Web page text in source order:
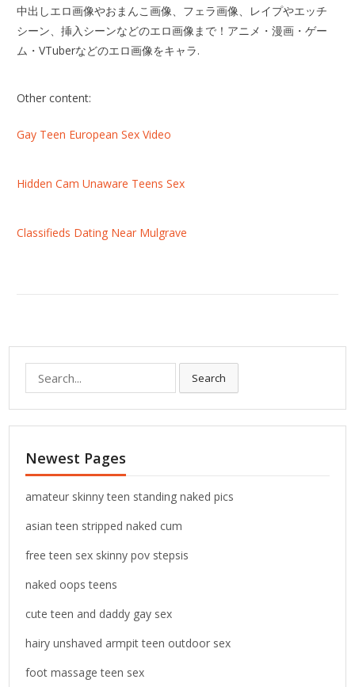
中出しエロ画像やおまんこ画像、フェラ画像、レイプやエッチ
シーン、挿入シーンなどのエロ画像まで！アニメ・漫画・ゲー
ム・VTuberなどのエロ画像をキャラ.
Other content:
Gay Teen European Sex Video
Hidden Cam Unaware Teens Sex
Classifieds Dating Near Mulgrave
e
a
r
h
f
o
:
Search
Newest Pages
amateur skinny teen standing naked pics
asian teen stripped naked cum
free teen sex skinny pov stepsis
naked oops teens
cute teen and daddy gay sex
hairy unshaved armpit teen outdoor sex
foot massage teen sex